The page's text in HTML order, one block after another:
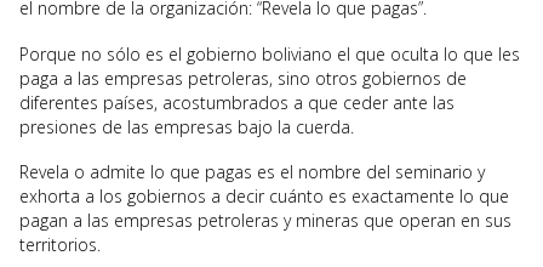
el nombre de la organización: “Revela lo que pagas”.
Porque no sólo es el gobierno boliviano el que oculta lo que les
paga a las empresas petroleras, sino otros gobiernos de
diferentes países, acostumbrados a que ceder ante las
presiones de las empresas bajo la cuerda.
Revela o admite lo que pagas es el nombre del seminario y
exhorta a los gobiernos a decir cuánto es exactamente lo que
pagan a las empresas petroleras y mineras que operan en sus
territorios.